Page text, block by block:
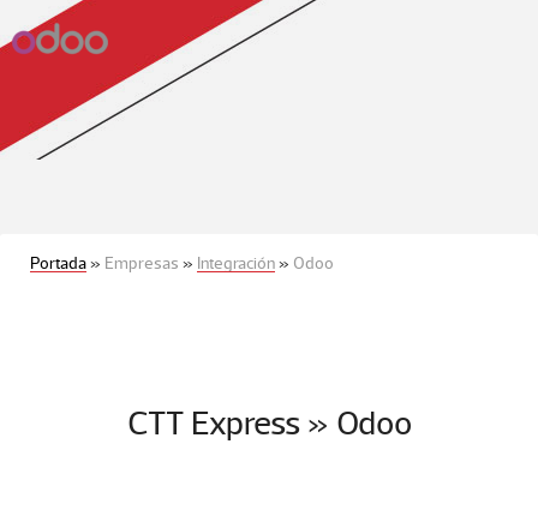
Portada» Empresas » Integración» Odoo
CTT Express » Odoo